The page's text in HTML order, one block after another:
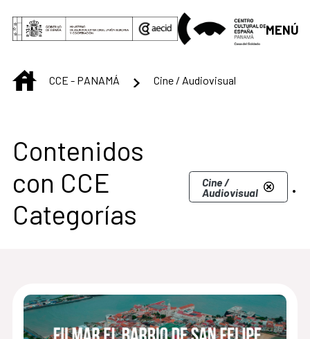
Saltar al contenido principal
MENÚ
INICIOCCE - PANAMÁ Cine / Audiovisual
Centro Cultural de
Contenidos
con CCE
Categorías
Cine /
Audiovisual .